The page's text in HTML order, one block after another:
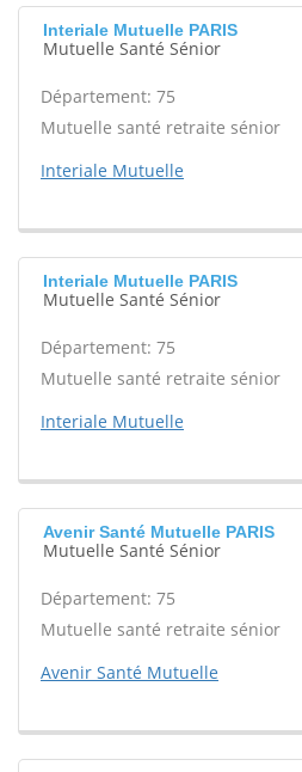
Interiale Mutuelle PARIS
Mutuelle Santé Sénior
Département: 75
Mutuelle santé retraite sénior
Interiale Mutuelle
Interiale Mutuelle PARIS
Mutuelle Santé Sénior
Département: 75
Mutuelle santé retraite sénior
Interiale Mutuelle
Avenir Santé Mutuelle PARIS
Mutuelle Santé Sénior
Département: 75
Mutuelle santé retraite sénior
Avenir Santé Mutuelle